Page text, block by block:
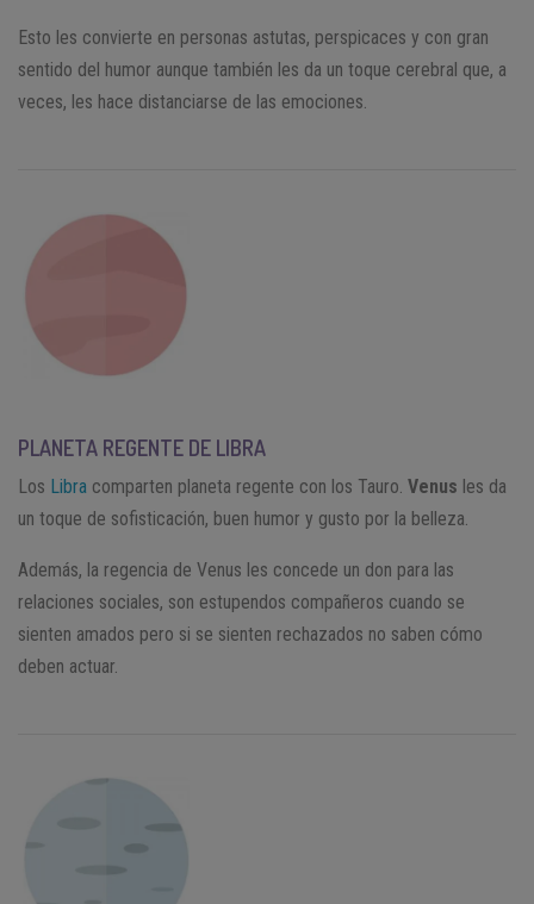
Esto les convierte en personas astutas, perspicaces y con gran
sentido del humor aunque también les da un toque cerebral que, a
veces, les hace distanciarse de las emociones.
PLANETA REGENTE DE LIBRA
Los Libra comparten planeta regente con los Tauro. Venus les da
un toque de sofisticación, buen humor y gusto por la belleza.
Además, la regencia de Venus les concede un don para las
relaciones sociales, son estupendos compañeros cuando se
sienten amados pero si se sienten rechazados no saben cómo
deben actuar.